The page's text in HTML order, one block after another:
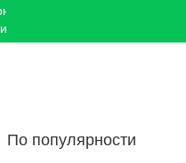
По популярности